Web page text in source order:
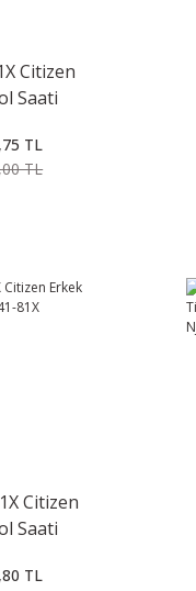
Citizen
Saati
TL
TL
Citizen
Saati
TL